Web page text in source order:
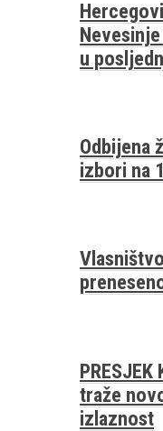
u
Odbijena
izbori na
traže
izlaznost